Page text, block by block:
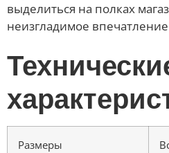
выделиться на полках
неизгладимое
Размеры